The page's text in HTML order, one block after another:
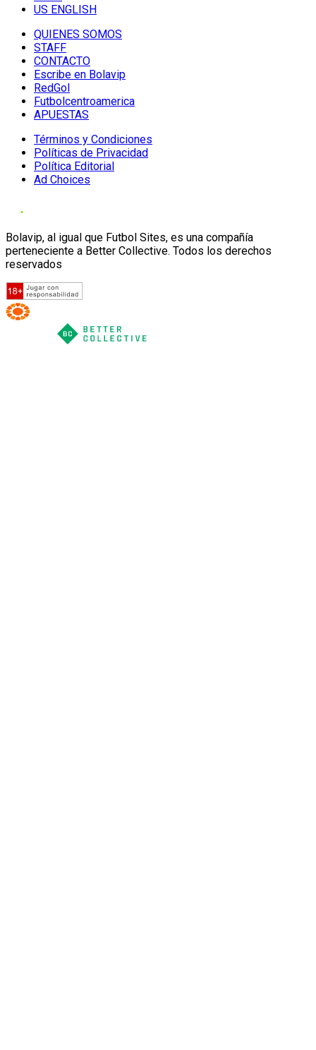
US ENGLISH
QUIENES SOMOS
STAFF
CONTACTO
Escribe en Bolavip
RedGol
Futbolcentroamerica
APUESTAS
Términos y Condiciones
Políticas de Privacidad
Política Editorial
Ad Choices
Bolavip, al igual que Futbol Sites, es una compañía
perteneciente a Better Collective. Todos los derechos
reservados